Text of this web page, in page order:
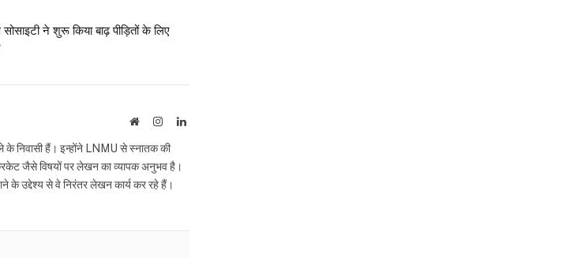
ने शुरू किया बाढ़ पीड़ितों के लिए
WebsiteInstagramLinkedIn
निवासी हैं। इन्होंने LNMU से स्नातक की
जैसे विषयों पर लेखन का व्यापक अनुभव है।
उद्देश्य से वे निरंतर लेखन कार्य कर रहे हैं।